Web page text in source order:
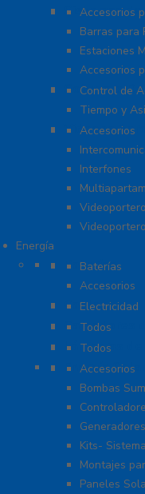
Sistemas
Accesorios
Barras para
Estaciones
Accesorios
Software De
Control de
Tiempo y
Accesorios
Interfones
Energía
Baterías
Baterías
Accesorios
Cables
Electricidad
Cargadores
Todos
Lámparas de
Todos
Energía Solar
Accesorios
Bombas
Kits-
Montajes
Paneles